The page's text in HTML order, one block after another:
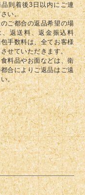
到着後3日以内にご連
い。
ご都合の返品希望の場
、返送料、返金振込料
手数料は、全てお客様
せていただきます。
料品やお面などは、衛
合によりご返品はご遠
。